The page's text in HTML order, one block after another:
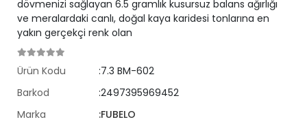
dövmenizi sağlayan 6.5 gramlık kusursuz balans ağırlığı
ve meralardaki canlı, doğal kaya karidesi tonlarına en
yakın gerçekçi renk olan
Ürün Kodu
:7.3 BM-602
Barkod
:2497395969452
Marka
:FUBELO